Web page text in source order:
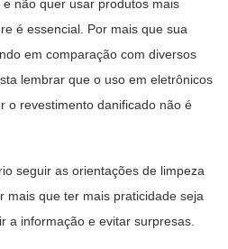
não quer usar produtos mais
é essencial. Por mais que sua
em comparação com diversos
lembrar que o uso em eletrônicos
o revestimento danificado não é
seguir as orientações de limpeza
mais que ter mais praticidade seja
a informação e evitar surpresas.